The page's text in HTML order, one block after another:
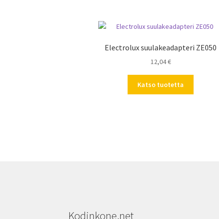
Electrolux suulakeadapteri ZE050
12,04€
Katso tuotetta
Kodinkone.net